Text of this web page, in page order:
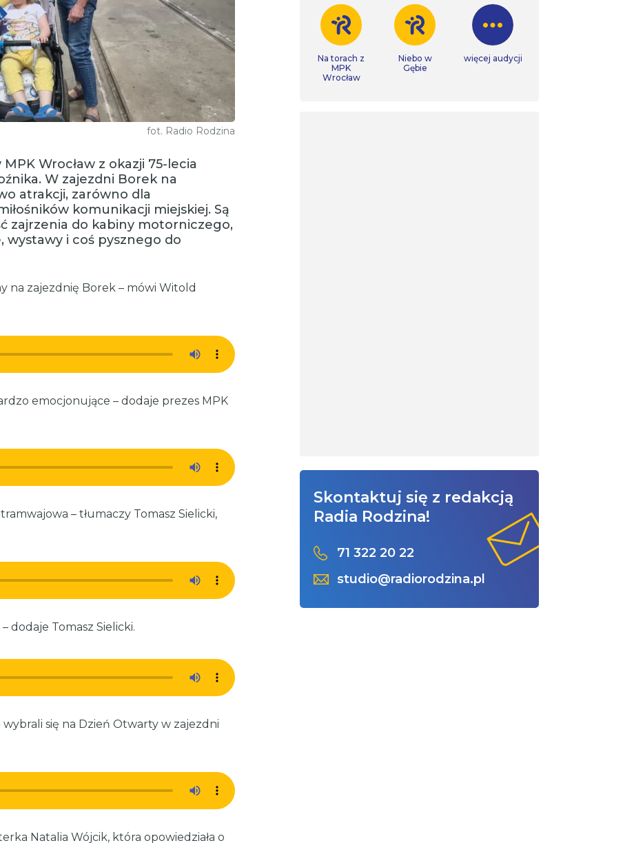
fot. Radio Rodzina
Wrocław z okazji 75-lecia
W zajezdni Borek na
atrakcji, zarówno dla
komunikacji miejskiej. Są
zajrzenia do kabiny motorniczego,
i coś pysznego do
na zajezdnię Borek – mówi Witold
emocjonujące – dodaje prezes MPK
– tłumaczy Tomasz Sielicki,
dodaje Tomasz Sielicki.
się na Dzień Otwarty w zajezdni
Natalia Wójcik, która opowiedziała o
Na torach z
MPK
Wrocław
Niebo w
Gębie
więcej audycji
Skontaktuj się z redakcją
Radia Rodzina!
71 322 20 22
studio@radiorodzina.pl